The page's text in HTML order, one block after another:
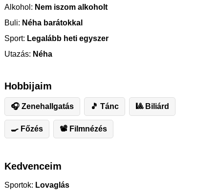
Alkohol: Nem iszom alkoholt
Buli: Néha barátokkal
Sport: Legalább heti egyszer
Utazás: Néha
Hobbijaim
🎧 Zenehallgatás 🎵 Tánc 🎱 Biliárd
🍳 Főzés 📽 Filmnézés
Kedvenceim
Sportok: Lovaglás